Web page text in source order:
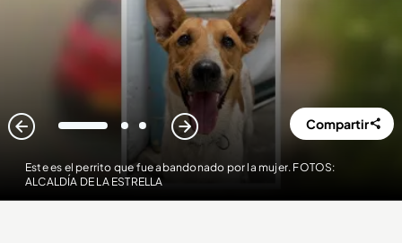
Este es el perrito que fue abandonado por la mujer. FOTOS:
ALCALDÍA DE LA ESTRELLA
1 2 3 Compartir